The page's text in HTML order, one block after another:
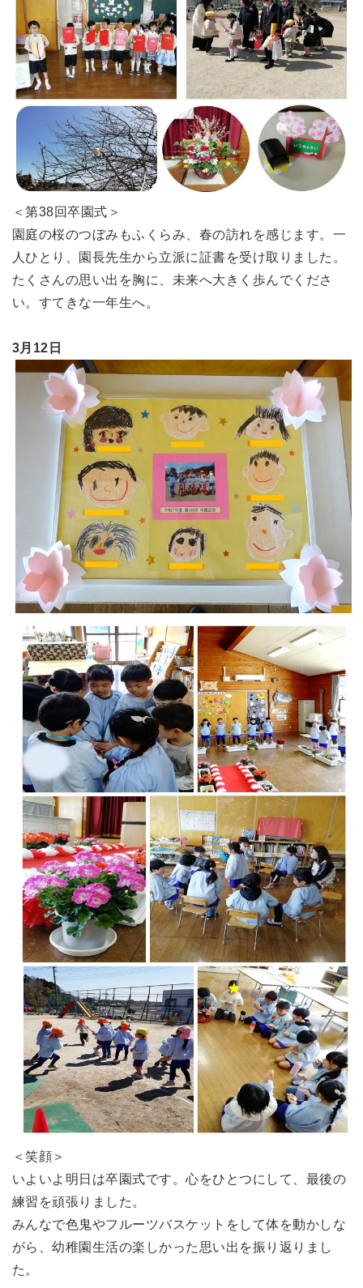
＜第38回卒園式＞
園庭の桜のつぼみもふくらみ、春の訪れを感じます。一
人ひとり、園長先生から立派に証書を受け取りました。
たくさんの思い出を胸に、未来へ大きく歩んでくださ
い。すてきな一年生へ。
3月12日
＜笑顔＞
いよいよ明日は卒園式です。心をひとつにして、最後の
練習を頑張りました。
みんなで色鬼やフルーツバスケットをして体を動かしな
がら、幼稚園生活の楽しかった思い出を振り返りまし
た。